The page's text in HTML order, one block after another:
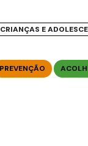
E
PREVENÇÃO